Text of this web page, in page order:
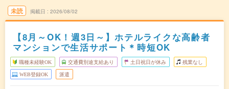
未読 掲載日 2026/08/02
【8月～OK！週3日～】ホテルライクな高齢者
マンションで生活サポート＊時短OK
職種未経験OK 交通費別途支給あり 土日祝日が休み 残業なし
WEB登録OK 派遣